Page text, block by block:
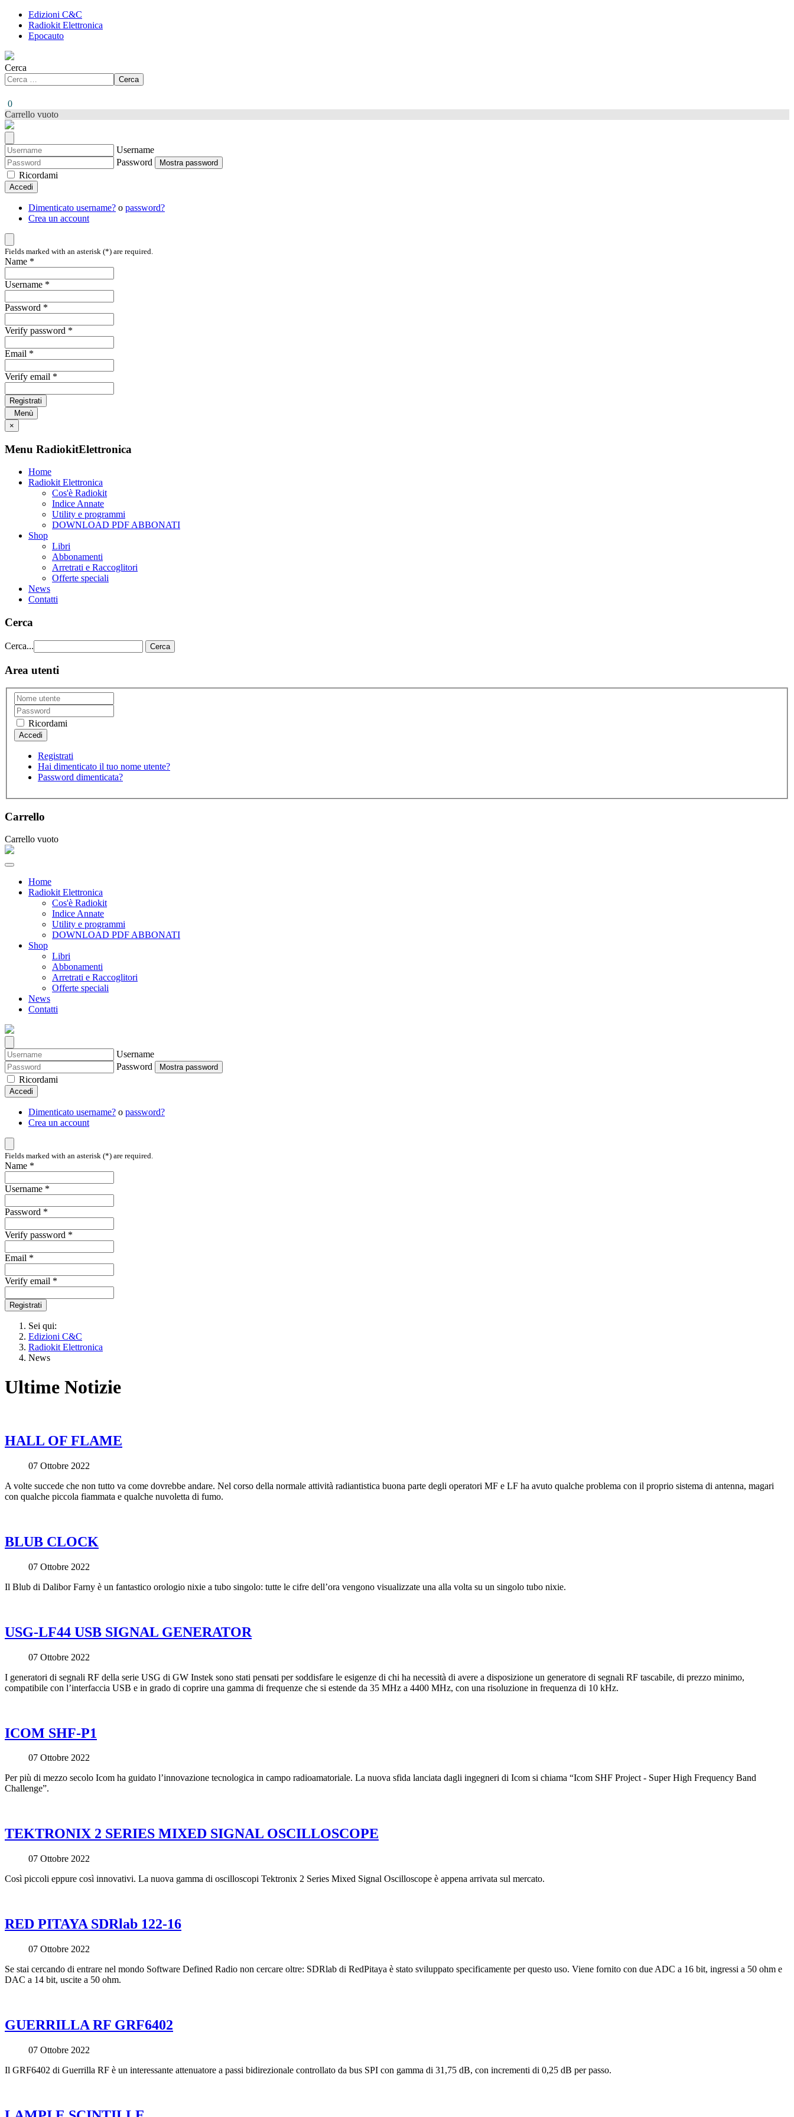
Edizioni C&C
Radiokit Elettronica
Epocauto
Cerca
Cerca
0
Carrello vuoto
Username
Password
Mostra password
Ricordami
Accedi
Dimenticato username? o password?
Crea un account
Fields marked with an asterisk (*) are required.
Name *
Username *
Password *
Verify password *
Email *
Verify email *
Registrati
Menù
×
Menu RadiokitElettronica
Home
Radiokit Elettronica
Cos'è Radiokit
Indice Annate
Utility e programmi
DOWNLOAD PDF ABBONATI
Shop
Libri
Abbonamenti
Arretrati e Raccoglitori
Offerte speciali
News
Contatti
Cerca
Cerca... Cerca
Area utenti
Ricordami
Registrati
Hai dimenticato il tuo nome utente?
Password dimenticata?
Carrello
Carrello vuoto
Home
Radiokit Elettronica
Cos'è Radiokit
Indice Annate
Utility e programmi
DOWNLOAD PDF ABBONATI
Shop
Libri
Abbonamenti
Arretrati e Raccoglitori
Offerte speciali
News
Contatti
Username
Password
Mostra password
Ricordami
Accedi
Dimenticato username? o password?
Crea un account
Fields marked with an asterisk (*) are required.
Name *
Username *
Password *
Verify password *
Email *
Verify email *
Registrati
Sei qui:
Edizioni C&C
Radiokit Elettronica
News
Ultime Notizie
HALL OF FLAME
07 Ottobre 2022
A volte succede che non tutto va come dovrebbe andare. Nel corso della normale attività radiantistica buona parte degli operatori MF e LF ha avuto qualche problema con il proprio sistema di antenna, magari
con qualche piccola fiammata e qualche nuvoletta di fumo.
BLUB CLOCK
07 Ottobre 2022
Il Blub di Dalibor Farny è un fantastico orologio nixie a tubo singolo: tutte le cifre dell’ora vengono visualizzate una alla volta su un singolo tubo nixie.
USG-LF44 USB SIGNAL GENERATOR
07 Ottobre 2022
I generatori di segnali RF della serie USG di GW Instek sono stati pensati per soddisfare le esigenze di chi ha necessità di avere a disposizione un generatore di segnali RF tascabile, di prezzo minimo,
compatibile con l’interfaccia USB e in grado di coprire una gamma di frequenze che si estende da 35 MHz a 4400 MHz, con una risoluzione in frequenza di 10 kHz.
ICOM SHF-P1
07 Ottobre 2022
Per più di mezzo secolo Icom ha guidato l’innovazione tecnologica in campo radioamatoriale. La nuova sfida lanciata dagli ingegneri di Icom si chiama “Icom SHF Project - Super High Frequency Band
Challenge”.
TEKTRONIX 2 SERIES MIXED SIGNAL OSCILLOSCOPE
07 Ottobre 2022
Così piccoli eppure così innovativi. La nuova gamma di oscilloscopi Tektronix 2 Series Mixed Signal Oscilloscope è appena arrivata sul mercato.
RED PITAYA SDRlab 122-16
07 Ottobre 2022
Se stai cercando di entrare nel mondo Software Defined Radio non cercare oltre: SDRlab di RedPitaya è stato sviluppato specificamente per questo uso. Viene fornito con due ADC a 16 bit, ingressi a 50 ohm e
DAC a 14 bit, uscite a 50 ohm.
GUERRILLA RF GRF6402
07 Ottobre 2022
Il GRF6402 di Guerrilla RF è un interessante attenuatore a passi bidirezionale controllato da bus SPI con gamma di 31,75 dB, con incrementi di 0,25 dB per passo.